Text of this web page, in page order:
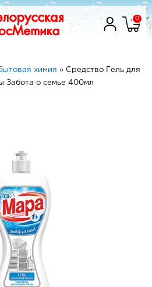
0
химия » Средство Гель для
Забота о семье 400мл